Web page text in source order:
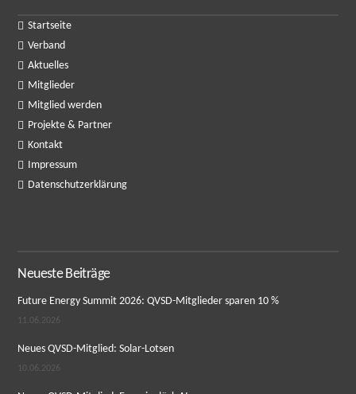
Startseite
Verband
Aktuelles
Mitglieder
Mitglied werden
Projekte & Partner
Kontakt
Impressum
Datenschutzerklärung
Neueste Beiträge
Future Energy Summit 2026: QVSD-Mitglieder sparen 10 %
11.06.2026
Neues QVSD-Mitglied: Solar-Lotsen
10.06.2026